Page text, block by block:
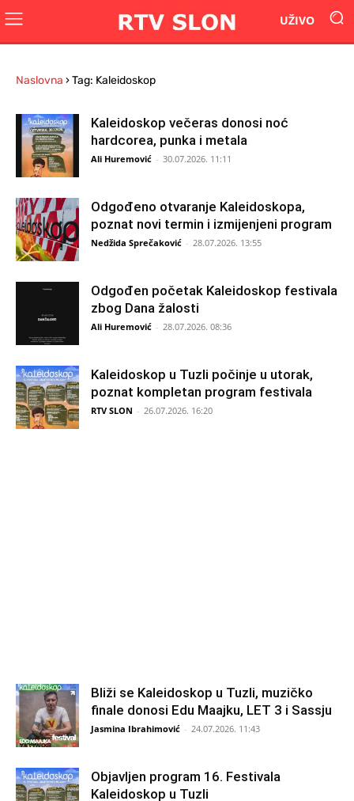
UŽIVO
Naslovna ›Tag: Kaleidoskop
Kaleidoskop večeras donosi noć
hardcorea, punka i metala
Ali Huremović - 30.07.2026. 11:11
Odgođeno otvaranje Kaleidoskopa,
poznat novi termin i izmijenjeni program
Nedžida Sprečaković - 28.07.2026. 13:55
Odgođen početak Kaleidoskop festivala
zbog Dana žalosti
Ali Huremović - 28.07.2026. 08:36
Kaleidoskop u Tuzli počinje u utorak,
poznat kompletan program festivala
RTV SLON - 26.07.2026. 16:20
Bliži se Kaleidoskop u Tuzli, muzičko
finale donosi Edu Maajku, LET 3 i Sassju
Jasmina Ibrahimović - 24.07.2026. 11:43
Objavljen program 16. Festivala
Kaleidoskop u Tuzli